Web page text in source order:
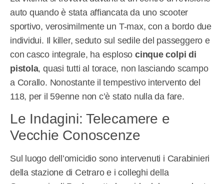
auto quando è stata affiancata da uno scooter
sportivo, verosimilmente un T-max, con a bordo due
individui. Il killer, seduto sul sedile del passeggero e
con casco integrale, ha esploso cinque colpi di
pistola, quasi tutti al torace, non lasciando scampo
a Corallo. Nonostante il tempestivo intervento del
118, per il 59enne non c’è stato nulla da fare.
Le Indagini: Telecamere e
Vecchie Conoscenze
Sul luogo dell’omicidio sono intervenuti i Carabinieri
della stazione di Cetraro e i colleghi della